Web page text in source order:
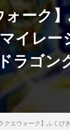
ォーク
イレー
ラゴン
ラクエウォーク】ふくび